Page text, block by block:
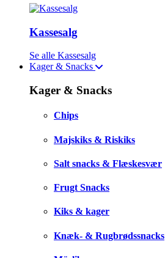
Kassesalg
Se alle Kassesalg
Kager & Snacks
Kager & Snacks
Chips
Majskiks & Riskiks
Salt snacks & Flæskesvær
Frugt Snacks
Kiks & kager
Knæk- & Rugbrødssnacks